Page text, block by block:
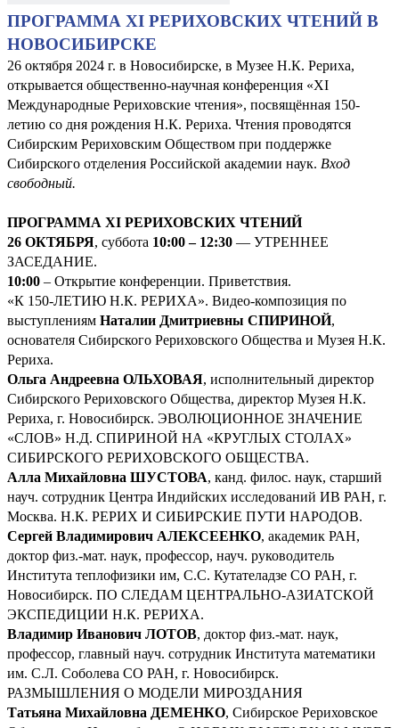
ПРОГРАММА XI РЕРИХОВСКИХ ЧТЕНИЙ В
НОВОСИБИРСКЕ
26 октября 2024 г. в Новосибирске, в Музее Н.К. Рериха,
открывается общественно-научная конференция «XI
Международные Рериховские чтения», посвящённая 150-
летию со дня рождения Н.К. Рериха. Чтения проводятся
Сибирским Рериховским Обществом при поддержке
Сибирского отделения Российской академии наук. Вход
свободный.
ПРОГРАММА XI РЕРИХОВСКИХ ЧТЕНИЙ
26 ОКТЯБРЯ, суббота 10:00 – 12:30 — УТРЕННЕЕ
ЗАСЕДАНИЕ.
10:00 – Открытие конференции. Приветствия.
«К 150-ЛЕТИЮ Н.К. РЕРИХА». Видео-композиция по
выступлениям Наталии Дмитриевны СПИРИНОЙ,
основателя Сибирского Рериховского Общества и Музея Н.К.
Рериха.
Ольга Андреевна ОЛЬХОВАЯ, исполнительный директор
Сибирского Рериховского Общества, директор Музея Н.К.
Рериха, г. Новосибирск. ЭВОЛЮЦИОННОЕ ЗНАЧЕНИЕ
«СЛОВ» Н.Д. СПИРИНОЙ НА «КРУГЛЫХ СТОЛАХ»
СИБИРСКОГО РЕРИХОВСКОГО ОБЩЕСТВА.
Алла Михайловна ШУСТОВА, канд. филос. наук, старший
науч. сотрудник Центра Индийских исследований ИВ РАН, г.
Москва. Н.К. РЕРИХ И СИБИРСКИЕ ПУТИ НАРОДОВ.
Сергей Владимирович АЛЕКСЕЕНКО, академик РАН,
доктор физ.-мат. наук, профессор, науч. руководитель
Института теплофизики им, С.С. Кутателадзе СО РАН, г.
Новосибирск. ПО СЛЕДАМ ЦЕНТРАЛЬНО-АЗИАТСКОЙ
ЭКСПЕДИЦИИ Н.К. РЕРИХА.
Владимир Иванович ЛОТОВ, доктор физ.-мат. наук,
профессор, главный науч. сотрудник Института математики
им. С.Л. Соболева СО РАН, г. Новосибирск.
РАЗМЫШЛЕНИЯ О МОДЕЛИ МИРОЗДАНИЯ
Татьяна Михайловна ДЕМЕНКО, Сибирское Рериховское